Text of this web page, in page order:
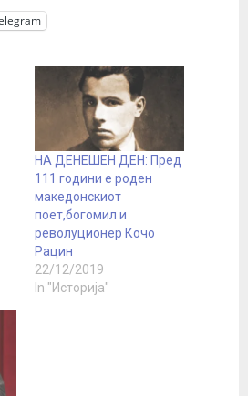
НА ДЕНЕШЕН ДЕН: Пред
111 години е роден
македонскиот
поет,богомил и
револуционер Кочо
Рацин
22/12/2019
In "Историја"